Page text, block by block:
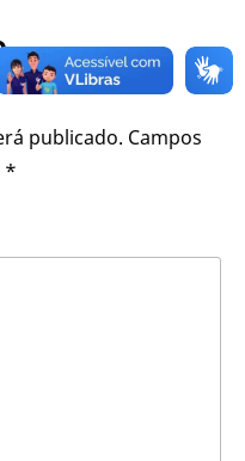
publicado. Campos
*